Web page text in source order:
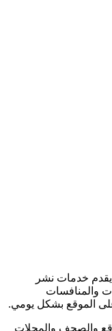
خدمات نشر
بشكل يومي.
والمجلات